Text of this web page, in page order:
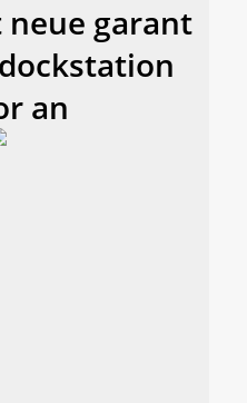
garant
an